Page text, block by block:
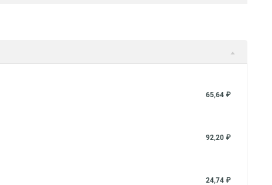
65,64 ₽
92,20 ₽
24,74 ₽